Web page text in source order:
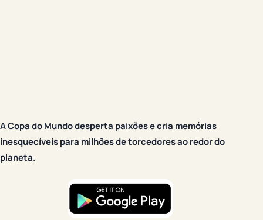
A Copa do Mundo desperta paixões e cria memórias
inesquecíveis para milhões de torcedores ao redor do
planeta.